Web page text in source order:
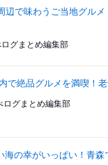
辺で味わうご当地グル
グまとめ編集部
で絶品グルメを満喫！
ログまとめ編集部
海の幸がいっぱい！青